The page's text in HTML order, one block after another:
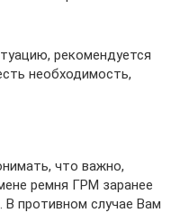
рекомендуется
необходимость,
что важно,
ремня ГРМ заранее
В противном случае Вам